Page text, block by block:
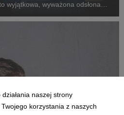
wyjątkowa, wyważona odsłona
liryką.
naszej strony
korzystania z naszych